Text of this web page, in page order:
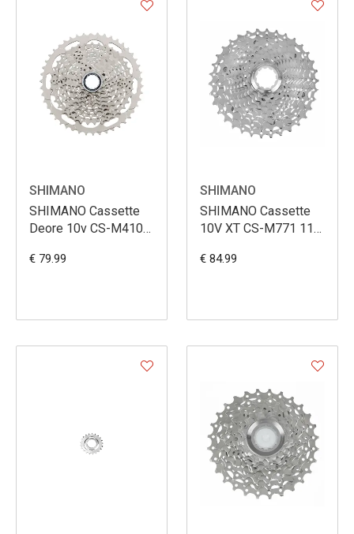
SHIMANO
SHIMANO Cassette
Deore 10v CS-M4100
€ 79.99
SHIMANO
SHIMANO Cassette
10V XT CS-M771 11-
€ 84.99